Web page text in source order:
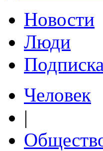
Новости
Люди
Подписка
Человек
|